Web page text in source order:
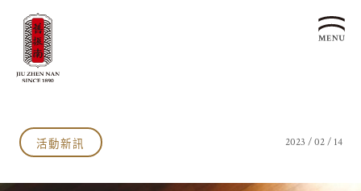
歷史沿革
文化生活誌
活動新訊 2023 / 02 / 14